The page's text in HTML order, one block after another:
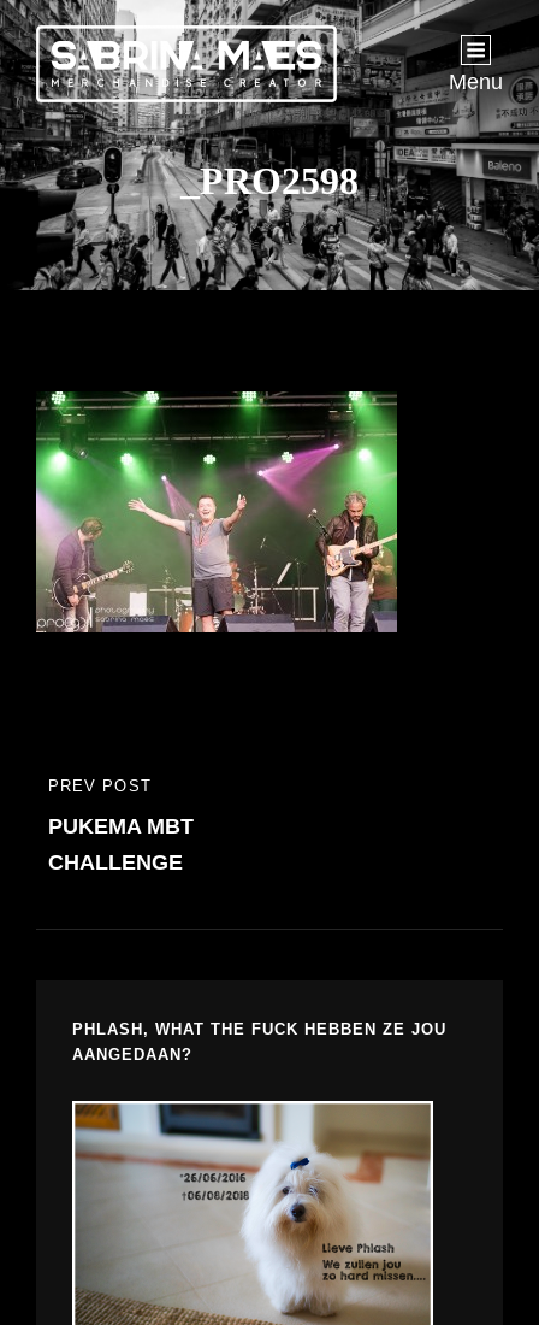
Menu
_PRO2598
Bericht
navigatie
PREVIOUS
POST
PREV POST
PUKEMA MBT
CHALLENGE
PHLASH, WHAT THE FUCK HEBBEN ZE JOU
AANGEDAAN?